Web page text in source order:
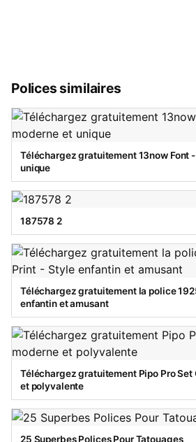
Polices similaires
Téléchargez gratuitement 13now Font
unique
187578 2
Téléchargez gratuitement la police
enfantin et amusant
Téléchargez gratuitement Pipo Pro Set
et polyvalente
25 Superbes Polices Pour Tatouages